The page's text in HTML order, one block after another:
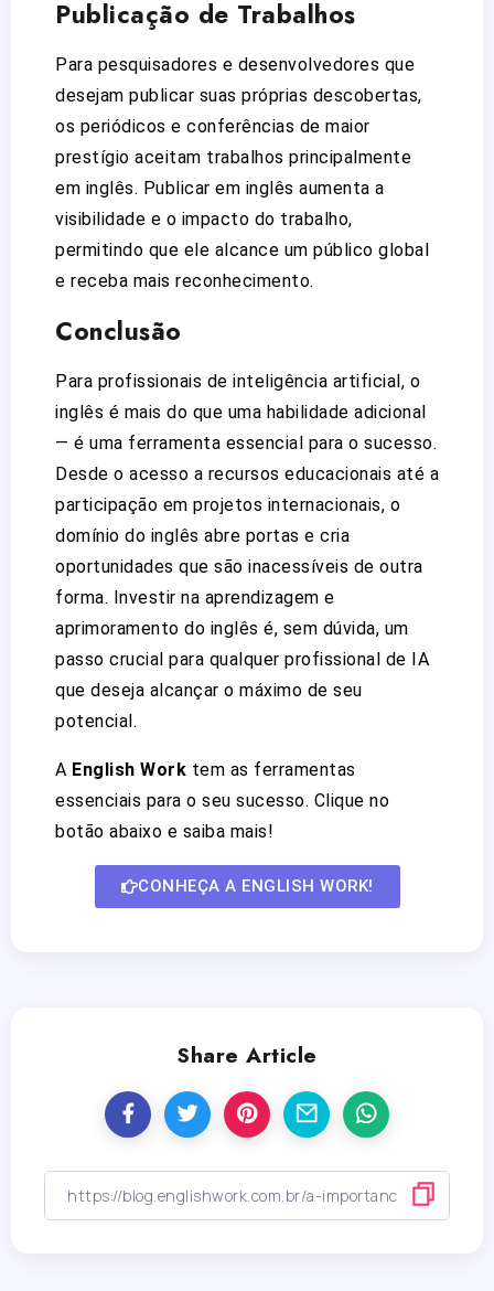
Publicação de Trabalhos
Para pesquisadores e desenvolvedores que
desejam publicar suas próprias descobertas,
os periódicos e conferências de maior
prestígio aceitam trabalhos principalmente
em inglês. Publicar em inglês aumenta a
visibilidade e o impacto do trabalho,
permitindo que ele alcance um público global
e receba mais reconhecimento.
Conclusão
Para profissionais de inteligência artificial, o
inglês é mais do que uma habilidade adicional
— é uma ferramenta essencial para o sucesso.
Desde o acesso a recursos educacionais até a
participação em projetos internacionais, o
domínio do inglês abre portas e cria
oportunidades que são inacessíveis de outra
forma. Investir na aprendizagem e
aprimoramento do inglês é, sem dúvida, um
passo crucial para qualquer profissional de IA
que deseja alcançar o máximo de seu
potencial.
A English Work tem as ferramentas
essenciais para o seu sucesso. Clique no
botão abaixo e saiba mais!
CONHEÇA A ENGLISH WORK!
Share Article